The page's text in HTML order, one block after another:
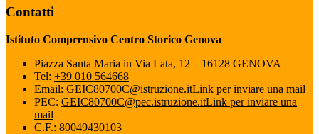
Contatti
Istituto Comprensivo Centro Storico Genova
Piazza Santa Maria in Via Lata, 12 – 16128 GENOVA
Tel: +39 010 564668
Email: GEIC80700C@istruzione.itLink per inviare una mail
PEC: GEIC80700C@pec.istruzione.itLink per inviare una
mail
C.F.: 80049430103